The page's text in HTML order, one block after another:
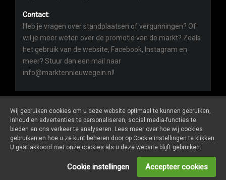
Contact:
Heb je vragen over standplaatsen of vergunningen? Of
wil je meer weten over de promotie van de markt? Zoals
het gebruik van de website, Facebook, Instagram en
meer? Stuur dan een mail naar
info@marktennieuwegein.nl!
Marktennieuwegein.nlis een website van De Markt Online
ALGEMENE VOORWAARDEN
ONDERNEMERS LOGIN
SOCIALS
Wij gebruiken cookies om u deze website optimaal te kunnen gebruiken,
inhoud en advertenties te personaliseren, social media-functies te
bieden en ons verkeer te analyseren. Lees meer over hoe wij cookies
gebruiken en hoe u ze kunt beheren door op Cookie instellingen te klikken.
U gaat akkoord met onze cookies als u deze website blijft gebruiken.
Cookie instellingen Accepteer cookies